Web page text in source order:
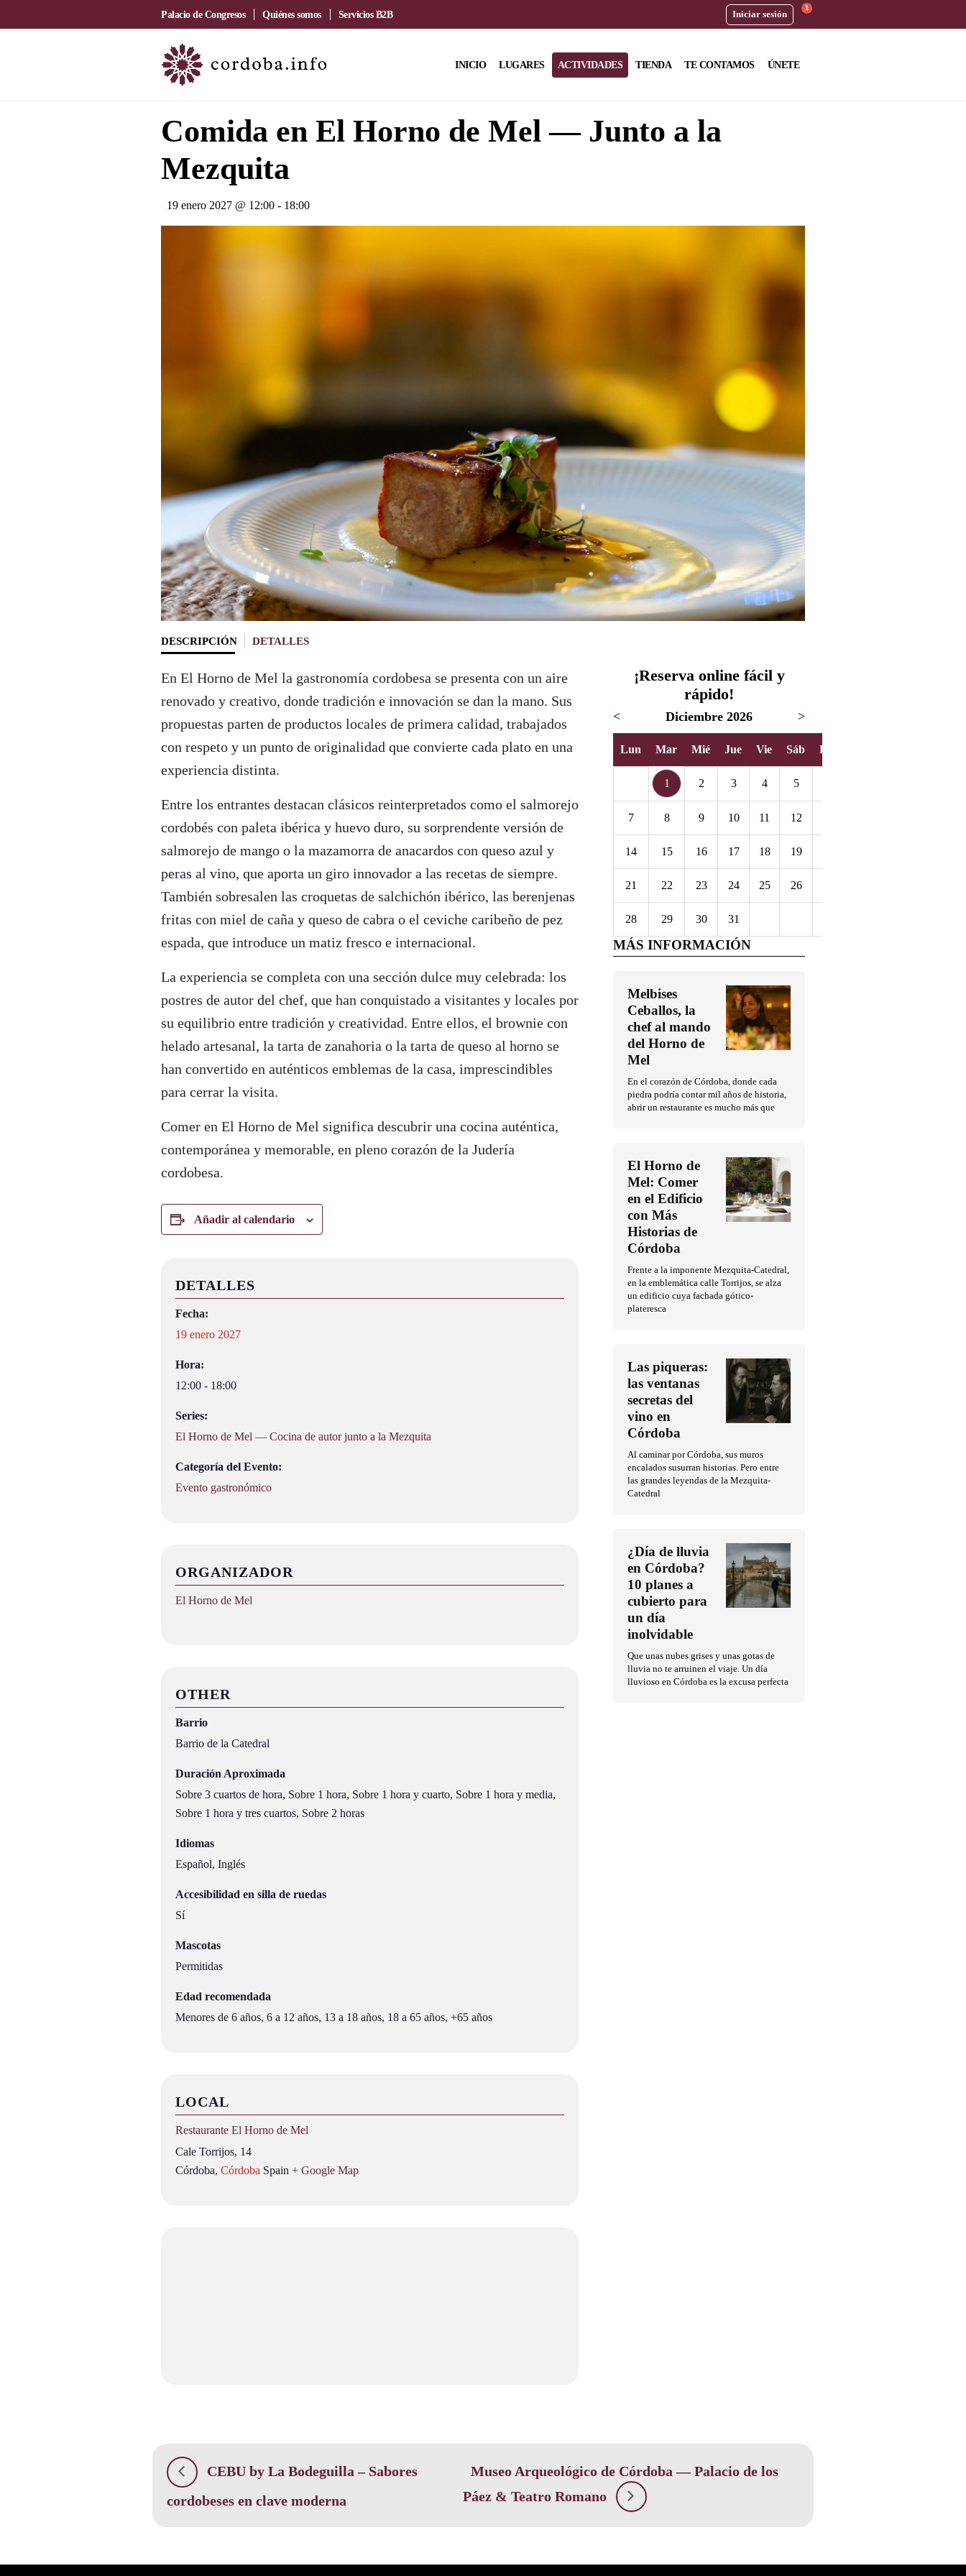
Palacio de Congresos Quiénes somos Servicios B2B Iniciar sesión
1
INICIO LUGARES ACTIVIDADES TIENDA TE CONTAMOS ÚNETE
Comida en El Horno de Mel — Junto a la
Mezquita
19 enero 2027 @ 12:00 - 18:00
DESCRIPCIÓN DETALLES
En El Horno de Mel la gastronomía cordobesa se presenta con un aire
renovado y creativo, donde tradición e innovación se dan la mano. Sus
propuestas parten de productos locales de primera calidad, trabajados
con respeto y un punto de originalidad que convierte cada plato en una
experiencia distinta.
Entre los entrantes destacan clásicos reinterpretados como el salmorejo
cordobés con paleta ibérica y huevo duro, su sorprendente versión de
salmorejo de mango o la mazamorra de anacardos con queso azul y
peras al vino, que aporta un giro innovador a las recetas de siempre.
También sobresalen las croquetas de salchichón ibérico, las berenjenas
fritas con miel de caña y queso de cabra o el ceviche caribeño de pez
espada, que introduce un matiz fresco e internacional.
La experiencia se completa con una sección dulce muy celebrada: los
postres de autor del chef, que han conquistado a visitantes y locales por
su equilibrio entre tradición y creatividad. Entre ellos, el brownie con
helado artesanal, la tarta de zanahoria o la tarta de queso al horno se
han convertido en auténticos emblemas de la casa, imprescindibles
para cerrar la visita.
Comer en El Horno de Mel significa descubrir una cocina auténtica,
contemporánea y memorable, en pleno corazón de la Judería
cordobesa.
Añadir al calendario
DETALLES
Fecha:
19 enero 2027
Hora:
12:00 - 18:00
Series:
El Horno de Mel — Cocina de autor junto a la Mezquita
Categoría del Evento:
Evento gastronómico
ORGANIZADOR
El Horno de Mel
OTHER
Barrio
Barrio de la Catedral
Duración Aproximada
Sobre 3 cuartos de hora, Sobre 1 hora, Sobre 1 hora y cuarto, Sobre 1 hora y media,
Sobre 1 hora y tres cuartos, Sobre 2 horas
Idiomas
Español, Inglés
Accesibilidad en silla de ruedas
Sí
Mascotas
Permitidas
Edad recomendada
Menores de 6 años, 6 a 12 años, 13 a 18 años, 18 a 65 años, +65 años
LOCAL
Restaurante El Horno de Mel
Cale Torrijos, 14
Córdoba, Córdoba Spain + Google Map
¡Reserva online fácil y
rápido!
< Diciembre 2026 >
Lun Mar Mié Jue Vie Sáb Dom
1 2 3 4 5
7 8 9 10 11 12
14 15 16 17 18 19
21 22 23 24 25 26
28 29 30 31
MÁS INFORMACIÓN
Melbises
Ceballos, la
chef al mando
del Horno de
Mel
En el corazón de Córdoba, donde cada
piedra podría contar mil años de historia,
abrir un restaurante es mucho más que
El Horno de
Mel: Comer
en el Edificio
con Más
Historias de
Córdoba
Frente a la imponente Mezquita-Catedral,
en la emblemática calle Torrijos, se alza
un edificio cuya fachada gótico-
plateresca
Las piqueras:
las ventanas
secretas del
vino en
Córdoba
Al caminar por Córdoba, sus muros
encalados susurran historias. Pero entre
las grandes leyendas de la Mezquita-
Catedral
¿Día de lluvia
en Córdoba?
10 planes a
cubierto para
un día
inolvidable
Que unas nubes grises y unas gotas de
lluvia no te arruinen el viaje. Un día
lluvioso en Córdoba es la excusa perfecta
CEBU by La Bodeguilla – Sabores
cordobeses en clave moderna
Museo Arqueológico de Córdoba — Palacio de los
Páez & Teatro Romano